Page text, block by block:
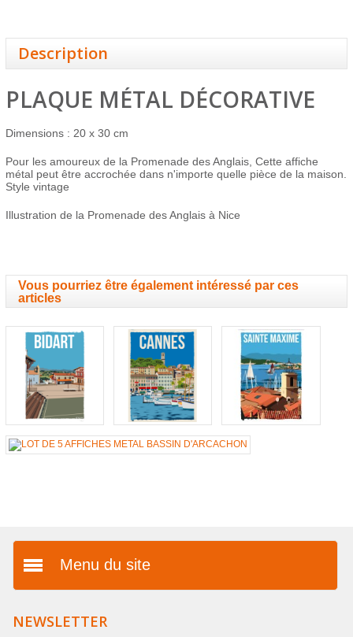
Description
PLAQUE MÉTAL DÉCORATIVE
Dimensions : 20 x 30 cm
Pour les amoureux de la Promenade des Anglais, Cette affiche
métal peut être accrochée dans n'importe quelle pièce de la maison.
Style vintage
Illustration de la Promenade des Anglais à Nice
Vous pourriez être également intéressé par ces
articles
Menu du site
NEWSLETTER